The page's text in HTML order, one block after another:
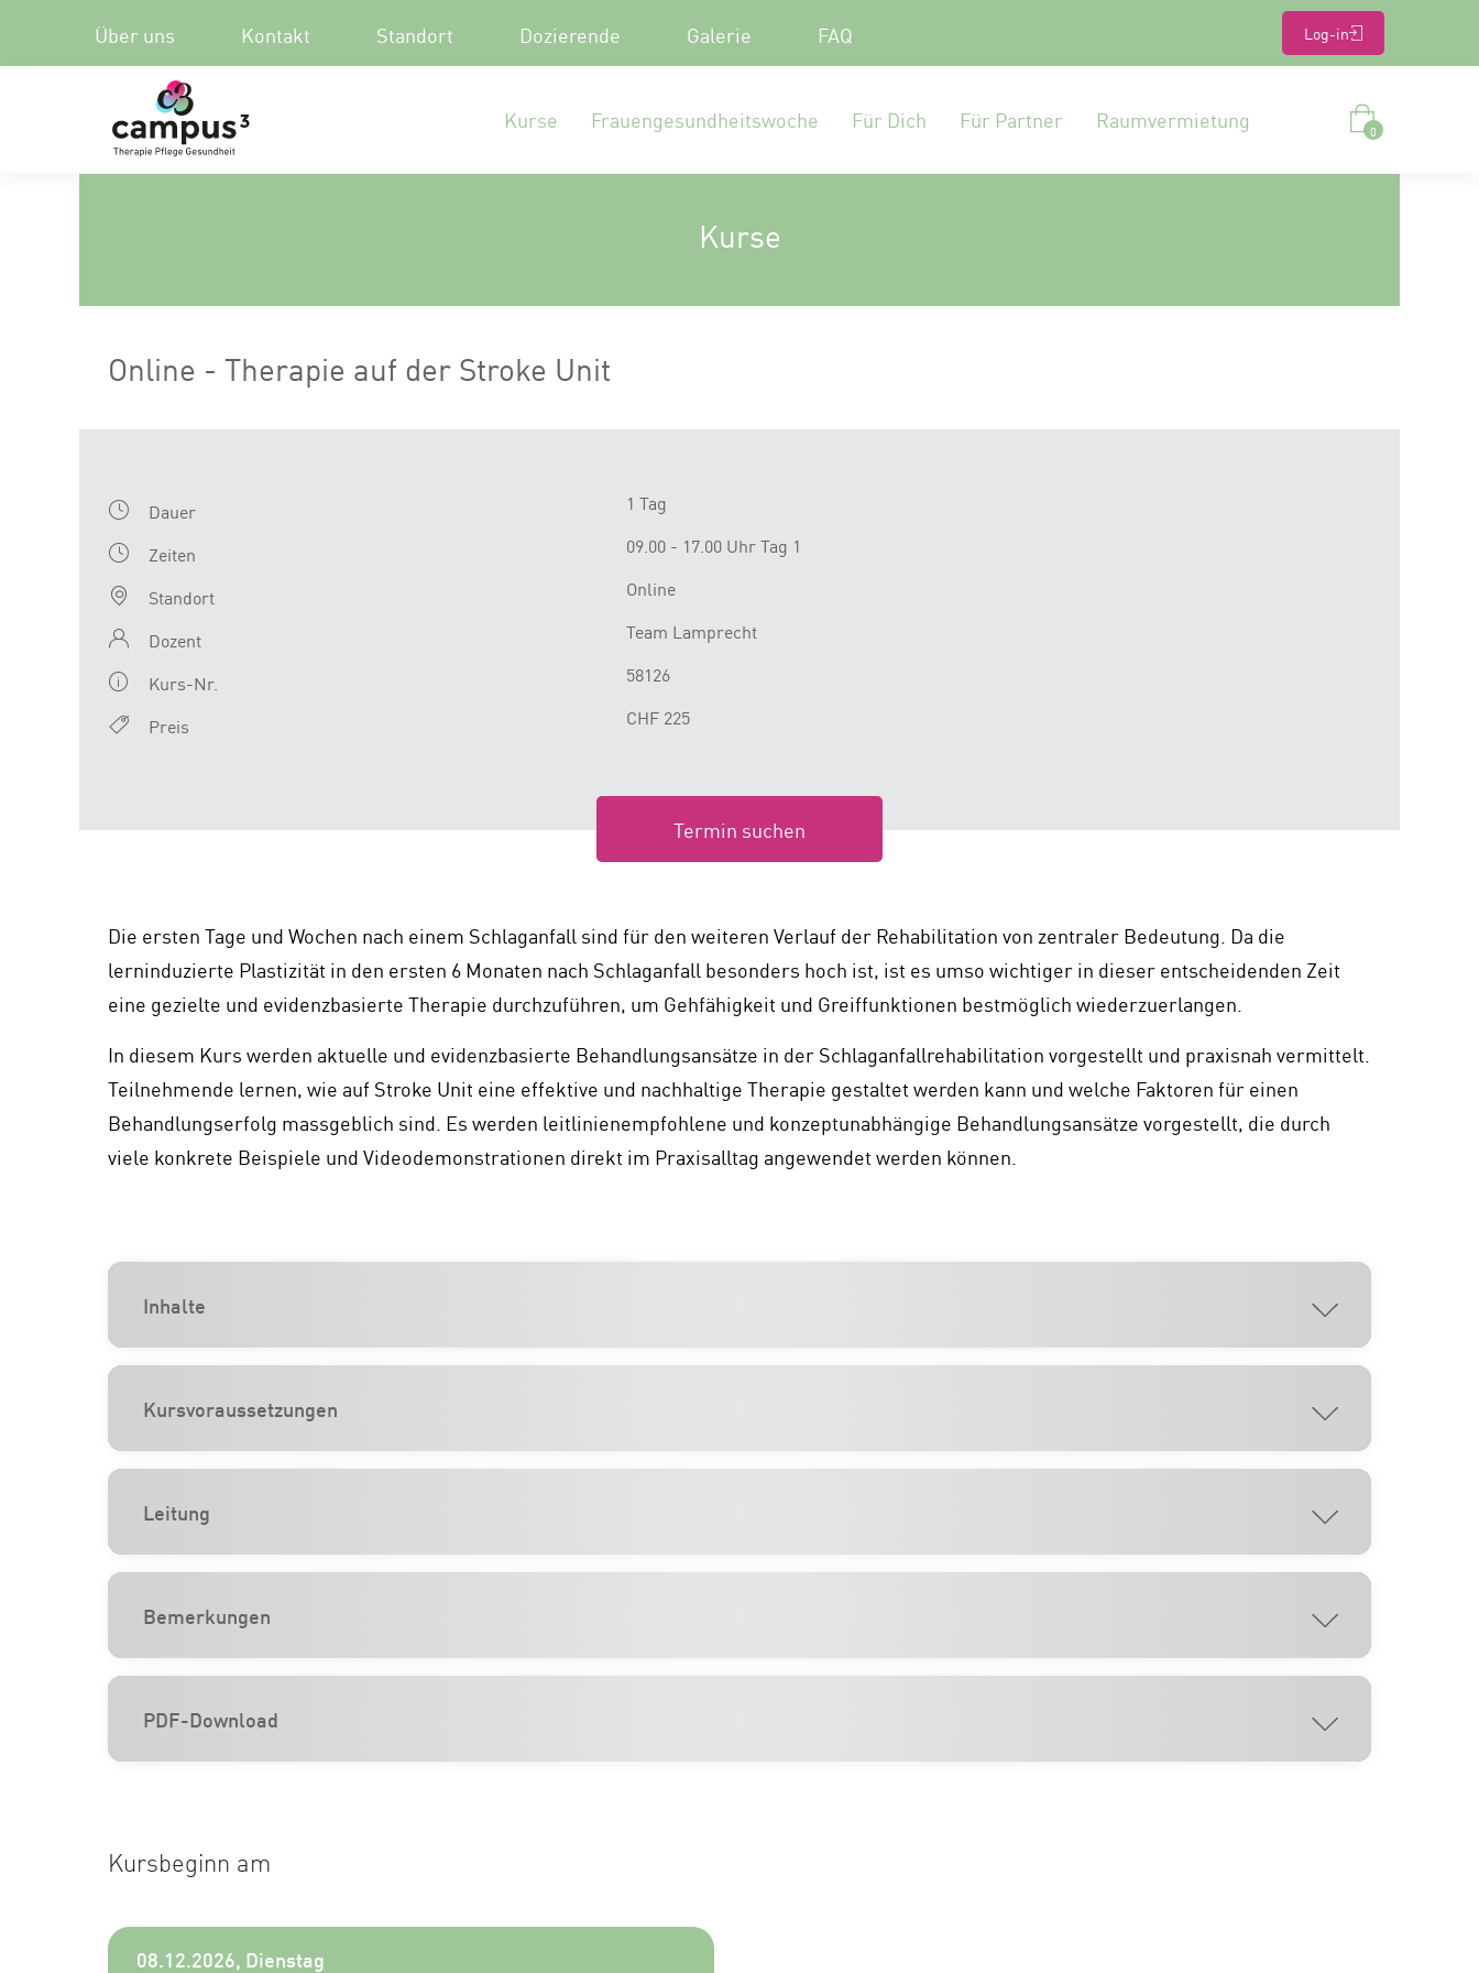
Über uns Kontakt Standort Dozierende Galerie FAQ Log-in
Kurse Frauengesundheitswoche Für Dich Für Partner Raumvermietung 0
Kurse
Online - Therapie auf der Stroke Unit
Dauer
1 Tag
Zeiten
09.00 - 17.00 Uhr Tag 1
Standort
Online
Dozent
Team Lamprecht
Kurs-Nr.
58126
Preis
CHF 225
Termin suchen
Die ersten Tage und Wochen nach einem Schlaganfall sind für den weiteren Verlauf der Rehabilitation von zentraler Bedeutung. Da die
lerninduzierte Plastizität in den ersten 6 Monaten nach Schlaganfall besonders hoch ist, ist es umso wichtiger in dieser entscheidenden Zeit
eine gezielte und evidenzbasierte Therapie durchzuführen, um Gehfähigkeit und Greiffunktionen bestmöglich wiederzuerlangen.
In diesem Kurs werden aktuelle und evidenzbasierte Behandlungsansätze in der Schlaganfallrehabilitation vorgestellt und praxisnah vermittelt.
Teilnehmende lernen, wie auf Stroke Unit eine effektive und nachhaltige Therapie gestaltet werden kann und welche Faktoren für einen
Behandlungserfolg massgeblich sind. Es werden leitlinienempfohlene und konzeptunabhängige Behandlungsansätze vorgestellt, die durch
viele konkrete Beispiele und Videodemonstrationen direkt im Praxisalltag angewendet werden können.
Inhalte
Kursvoraussetzungen
Leitung
Bemerkungen
PDF-Download
Kursbeginn am
08.12.2026, Dienstag